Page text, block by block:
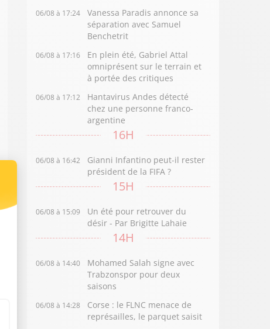
06/08 à 17:24
Vanessa Paradis annonce sa
séparation avec Samuel
Benchetrit
06/08 à 17:16
En plein été, Gabriel Attal
omniprésent sur le terrain et
à portée des critiques
06/08 à 17:12
Hantavirus Andes détecté
chez une personne franco-
argentine
16H
06/08 à 16:42
Gianni Infantino peut-il rester
président de la FIFA ?
15H
06/08 à 15:09
Un été pour retrouver du
désir - Par Brigitte Lahaie
14H
06/08 à 14:40
Mohamed Salah signe avec
Trabzonspor pour deux
saisons
06/08 à 14:28
Corse : le FLNC menace de
représailles, le parquet saisit